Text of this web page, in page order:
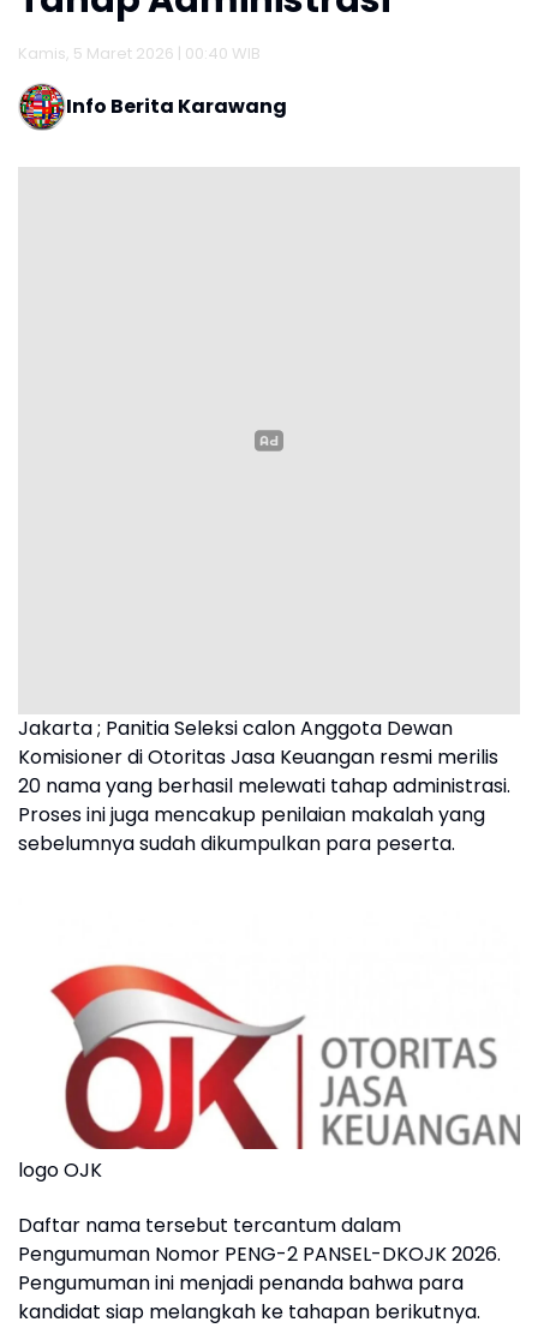
Kamis, 5 Maret 2026 | 00:40 WIB
Info Berita Karawang
Jakarta ; Panitia Seleksi calon Anggota Dewan
Komisioner di Otoritas Jasa Keuangan resmi merilis
20 nama yang berhasil melewati tahap administrasi.
Proses ini juga mencakup penilaian makalah yang
sebelumnya sudah dikumpulkan para peserta.
logo OJK
Daftar nama tersebut tercantum dalam
Pengumuman Nomor PENG-2 PANSEL-DKOJK 2026.
Pengumuman ini menjadi penanda bahwa para
kandidat siap melangkah ke tahapan berikutnya.